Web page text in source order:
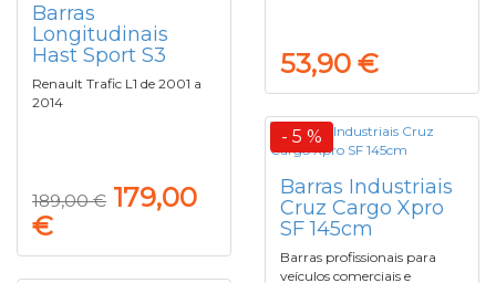
53,90 €
Barras
Longitudinais
Hast Sport S3
Renault Trafic L1 de 2001 a
2014
189,00 € 179,00
€
- 5 %
Barras Industriais
Cruz Cargo Xpro
SF 145cm
Barras profissionais para
veículos comerciais e